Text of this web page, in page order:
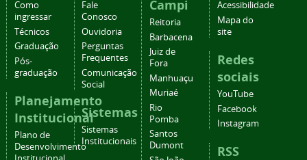
Como
ingressar
Técnicos
Graduação
Pós-
graduação
Planejamento
Institucional
Plano de
Desenvolvimento
Fale
Conosco
Ouvidoria
Perguntas
Frequentes
Comunicação
Social
Sistemas
Sistemas
Institucionais
Campi
Reitoria
Barbacena
Juiz de
Fora
Manhuaçu
Muriaé
Rio
Pomba
Santos
Dumont
Acessibilidade
Mapa do
site
Redes
sociais
YouTube
Facebook
Instagram
RSS